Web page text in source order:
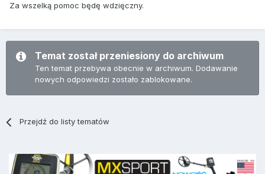
Za wszelką pomoc będę wdzięczny.
Temat został przeniesiony do archiwum
Ten temat przebywa obecnie w archiwum. Dodawanie
nowych odpowiedzi zostało zablokowane.
Przejdź do listy tematów